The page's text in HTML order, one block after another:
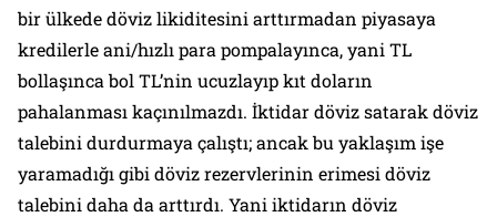
bir ülkede döviz likiditesini arttırmadan piyasaya
kredilerle ani/hızlı para pompalayınca, yani TL
bollaşınca bol TL’nin ucuzlayıp kıt doların
pahalanması kaçınılmazdı. İktidar döviz satarak döviz
talebini durdurmaya çalıştı; ancak bu yaklaşım işe
yaramadığı gibi döviz rezervlerinin erimesi döviz
talebini daha da arttırdı. Yani iktidarın döviz